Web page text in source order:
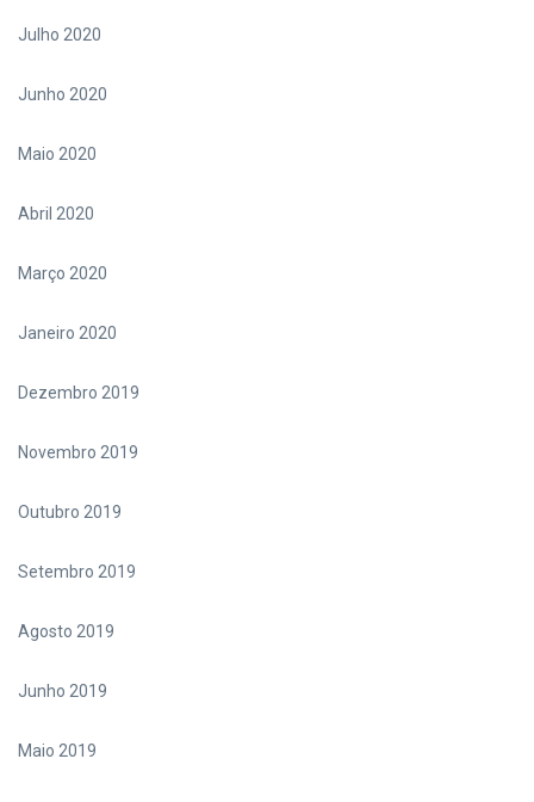
Julho 2020
Junho 2020
Maio 2020
Abril 2020
Março 2020
Janeiro 2020
Dezembro 2019
Novembro 2019
Outubro 2019
Setembro 2019
Agosto 2019
Junho 2019
Maio 2019